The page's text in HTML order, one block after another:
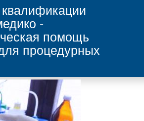
-
помощь
процедурных